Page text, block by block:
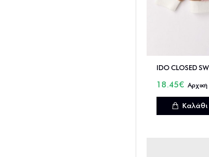
18.45€
Καλάθι